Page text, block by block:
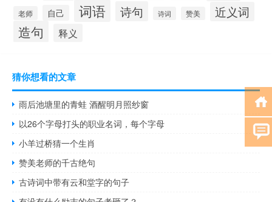
老师 自己 词语 诗句 诗词 赞美 近义词
造句 释义
猜你想看的文章
雨后池塘里的青蛙 酒醒明月照纱窗
以26个字母打头的职业名词，每个字母
小羊过桥猜一个生肖
赞美老师的千古绝句
古诗词中带有云和堂字的句子